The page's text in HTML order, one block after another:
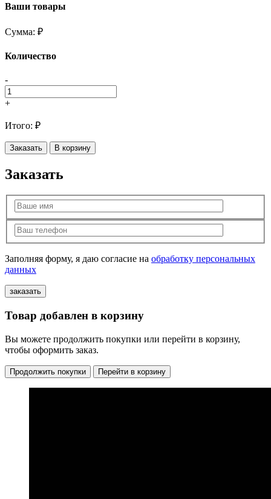
Ваши товары
Сумма: ₽
Количество
-
+
Итого: ₽
Заказать В корзину
Заказать
Заполняя форму, я даю согласие на обработку персональных
данных
Товар добавлен в корзину
Вы можете продолжить покупки или перейти в корзину,
чтобы оформить заказ.
Продолжить покупки Перейти в корзину